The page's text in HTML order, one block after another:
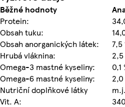
Běžné hodnoty
Protein:
Obsah tuku:
Obsah anorganických látek:
7,5
Hrubá vláknina:
Omega-3 mastné kyseliny:
0,1
Omega-6 mastné kyseliny:
Nutriční doplňkové látky
Vit. A: